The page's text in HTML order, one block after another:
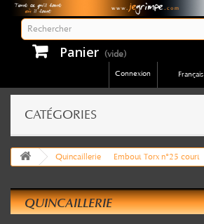
Panier (vide)
Français
Connexion
CATÉGORIES
Quincaillerie Embout Torx n°25 court
QUINCAILLERIE